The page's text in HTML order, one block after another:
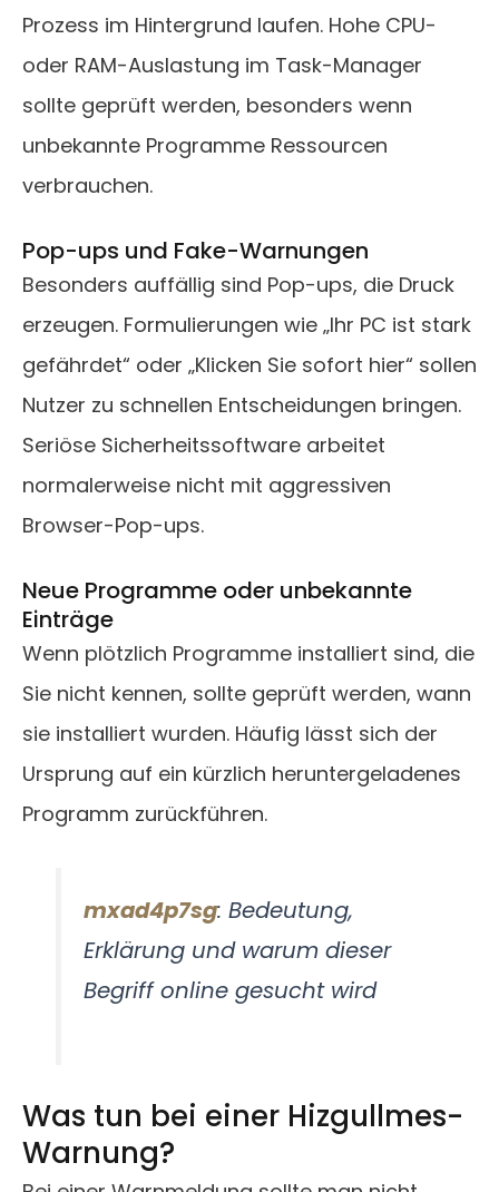
Prozess im Hintergrund laufen. Hohe CPU-
oder RAM-Auslastung im Task-Manager
sollte geprüft werden, besonders wenn
unbekannte Programme Ressourcen
verbrauchen.
Pop-ups und Fake-Warnungen
Besonders auffällig sind Pop-ups, die Druck
erzeugen. Formulierungen wie „Ihr PC ist stark
gefährdet“ oder „Klicken Sie sofort hier“ sollen
Nutzer zu schnellen Entscheidungen bringen.
Seriöse Sicherheitssoftware arbeitet
normalerweise nicht mit aggressiven
Browser-Pop-ups.
Neue Programme oder unbekannte
Einträge
Wenn plötzlich Programme installiert sind, die
Sie nicht kennen, sollte geprüft werden, wann
sie installiert wurden. Häufig lässt sich der
Ursprung auf ein kürzlich heruntergeladenes
Programm zurückführen.
mxad4p7sg: Bedeutung,
Erklärung und warum dieser
Begriff online gesucht wird
Was tun bei einer Hizgullmes-
Warnung?